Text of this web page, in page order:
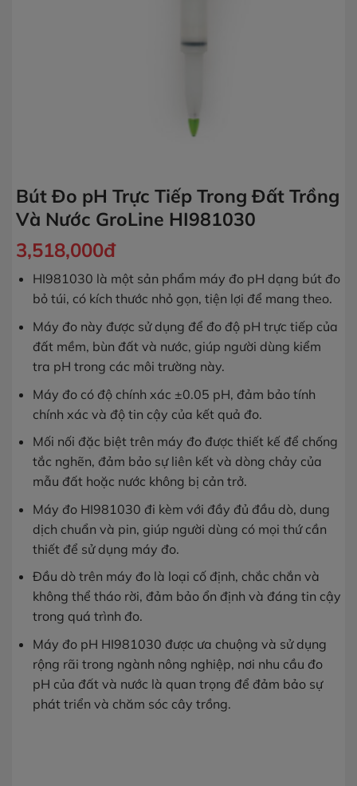
Bút Đo pH Trực Tiếp Trong Đất Trồng
Và Nước GroLine HI981030
3,518,000đ
HI981030 là một sản phẩm máy đo pH dạng bút đo
bỏ túi, có kích thước nhỏ gọn, tiện lợi để mang theo.
Máy đo này được sử dụng để đo độ pH trực tiếp của
đất mềm, bùn đất và nước, giúp người dùng kiểm
tra pH trong các môi trường này.
Máy đo có độ chính xác ±0.05 pH, đảm bảo tính
chính xác và độ tin cậy của kết quả đo.
Mối nối đặc biệt trên máy đo được thiết kế để chống
tắc nghẽn, đảm bảo sự liên kết và dòng chảy của
mẫu đất hoặc nước không bị cản trở.
Máy đo HI981030 đi kèm với đầy đủ đầu dò, dung
dịch chuẩn và pin, giúp người dùng có mọi thứ cần
thiết để sử dụng máy đo.
Đầu dò trên máy đo là loại cố định, chắc chắn và
không thể tháo rời, đảm bảo ổn định và đáng tin cậy
trong quá trình đo.
Máy đo pH HI981030 được ưa chuộng và sử dụng
rộng rãi trong ngành nông nghiệp, nơi nhu cầu đo
pH của đất và nước là quan trọng để đảm bảo sự
phát triển và chăm sóc cây trồng.